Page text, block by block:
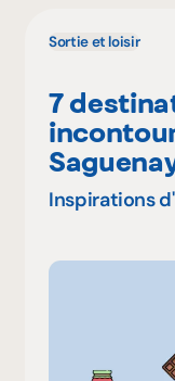
Sortie et loisir
7
Inspirations